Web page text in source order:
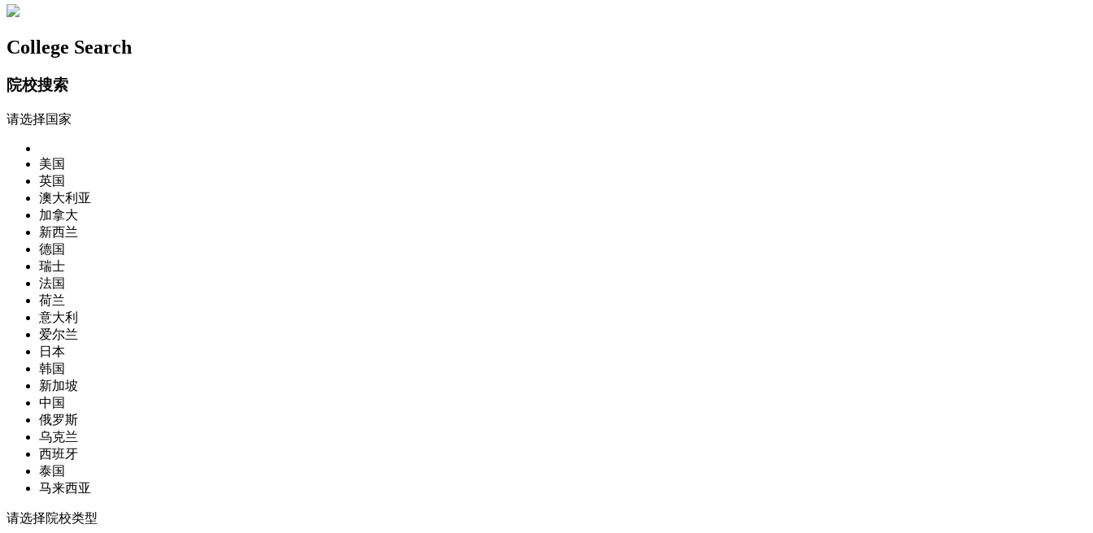
College Search
院校搜索
请选择国家
美国
英国
澳大利亚
加拿大
新西兰
德国
瑞士
法国
荷兰
意大利
爱尔兰
日本
韩国
新加坡
中国
俄罗斯
乌克兰
西班牙
泰国
马来西亚
请选择院校类型